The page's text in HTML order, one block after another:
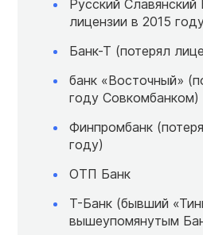
Русский
лицензии в 2015
Банк-Т (потерял
банк «Восточный»
году Совкомбанком)
Финпромбанк
году)
ОТП Банк
Т-Банк (бывший
вышеупомянутым